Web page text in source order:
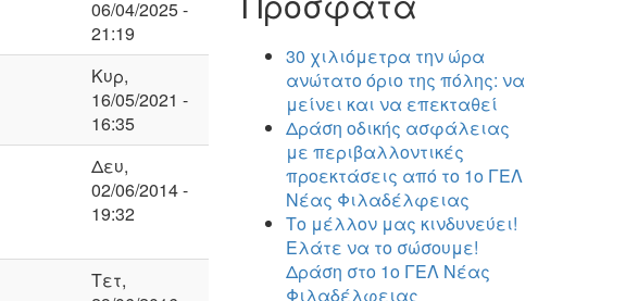
06/04/2025 -
21:19
Κυρ,
16/05/2021 -
16:35
Δευ,
02/06/2014 -
19:32
Τετ,
30 χιλιόμετρα την ώρα
ανώτατο όριο της πόλης: να
μείνει και να επεκταθεί
Δράση οδικής ασφάλειας
με περιβαλλοντικές
προεκτάσεις από το 1ο ΓΕΛ
Νέας Φιλαδέλφειας
Το μέλλον μας κινδυνεύει!
Ελάτε να το σώσουμε!
Δράση στο 1ο ΓΕΛ Νέας
Φιλαδέλφειας